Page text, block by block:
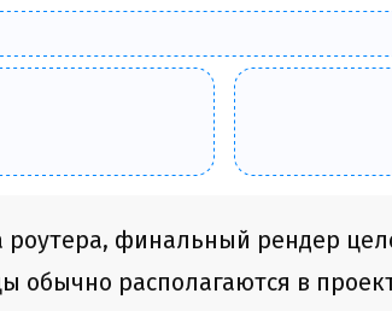
финальный рендер
обычно располагаются в